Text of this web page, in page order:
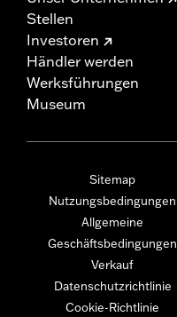
Stellen
Investoren
Händler werden
Werksführungen
Museum
Sitemap
Nutzungsbedingungen
Allgemeine
Geschäftsbedingungen
Verkauf
Datenschutzrichtlinie
Cookie-Richtlinie